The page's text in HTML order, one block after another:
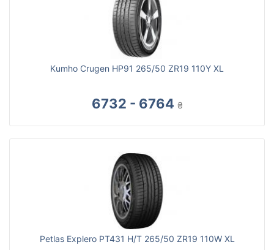
Kumho Crugen HP91 265/50 ZR19 110Y XL
6732 - 6764 ₴
Petlas Explero PT431 H/T 265/50 ZR19 110W XL